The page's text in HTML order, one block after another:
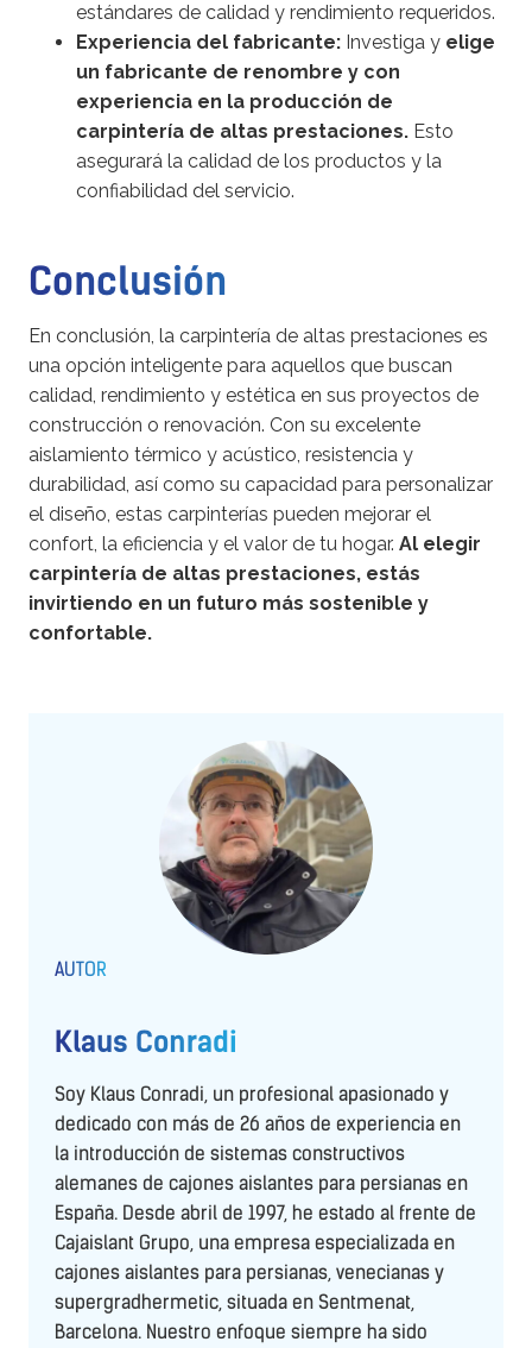
estándares de calidad y rendimiento requeridos.
Experiencia del fabricante: Investiga y elige
un fabricante de renombre y con
experiencia en la producción de
carpintería de altas prestaciones. Esto
asegurará la calidad de los productos y la
confiabilidad del servicio.
Conclusión
En conclusión, la carpintería de altas prestaciones es
una opción inteligente para aquellos que buscan
calidad, rendimiento y estética en sus proyectos de
construcción o renovación. Con su excelente
aislamiento térmico y acústico, resistencia y
durabilidad, así como su capacidad para personalizar
el diseño, estas carpinterías pueden mejorar el
confort, la eficiencia y el valor de tu hogar. Al elegir
carpintería de altas prestaciones, estás
invirtiendo en un futuro más sostenible y
confortable.
AUTOR
Klaus Conradi
Soy Klaus Conradi, un profesional apasionado y
dedicado con más de 26 años de experiencia en
la introducción de sistemas constructivos
alemanes de cajones aislantes para persianas en
España. Desde abril de 1997, he estado al frente de
Cajaislant Grupo, una empresa especializada en
cajones aislantes para persianas, venecianas y
supergradhermetic, situada en Sentmenat,
Barcelona. Nuestro enfoque siempre ha sido